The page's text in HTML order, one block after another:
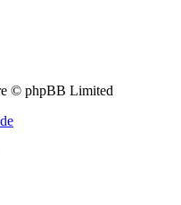
© phpBB Limited